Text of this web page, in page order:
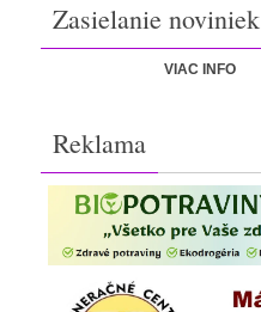
Zasielanie noviniek
VIAC INFO
Reklama